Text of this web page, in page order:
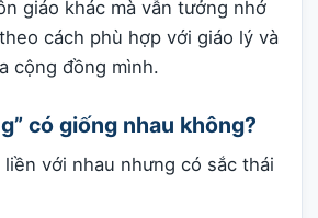
giáo khác mà vẫn tưởng nhớ
cách phù hợp với giáo lý và
cộng đồng mình.
có giống nhau không?
với nhau nhưng có sắc thái